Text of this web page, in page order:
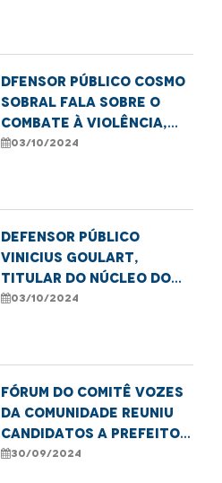
Dfensor público Cosmo
Sobral fala sobre o
combate à violência,
especialmente no dia em
03/10/2024
Defensor público
Vinicius Goulart,
titular do Núcleo do
Idoso, fala sobre
03/10/2024
Fórum do Comitê Vozes
da Comunidade reuniu
candidatos a Prefeito
para debate,
30/09/2024